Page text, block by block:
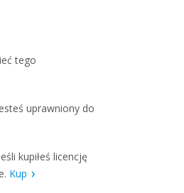
tego
uprawniony do
kupiłeś licencję
Kup